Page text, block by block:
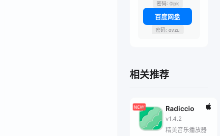
密码: 0lpk
百度网盘
密码: ovzu
相关推荐
Radiccio
v1.4.2
精美音乐播放器